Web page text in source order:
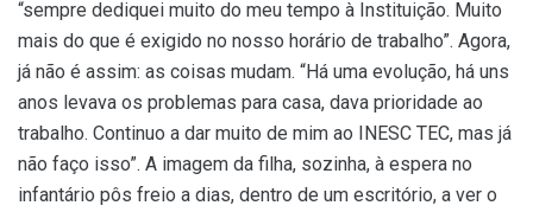
“sempre dediquei muito do meu tempo à Instituição. Muito
mais do que é exigido no nosso horário de trabalho”. Agora,
já não é assim: as coisas mudam. “Há uma evolução, há uns
anos levava os problemas para casa, dava prioridade ao
trabalho. Continuo a dar muito de mim ao INESC TEC, mas já
não faço isso”. A imagem da filha, sozinha, à espera no
infantário pôs freio a dias, dentro de um escritório, a ver o